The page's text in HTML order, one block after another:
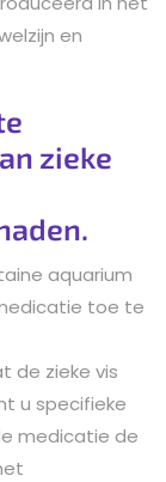
en
zieke
aquarium
toe te
de zieke vis
u specifieke
medicatie de